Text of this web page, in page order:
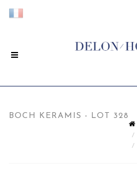
BOCH KERAMIS - LOT 328